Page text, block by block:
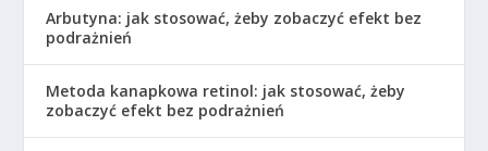
Arbutyna: jak stosować, żeby zobaczyć efekt bez
podrażnień
Metoda kanapkowa retinol: jak stosować, żeby
zobaczyć efekt bez podrażnień